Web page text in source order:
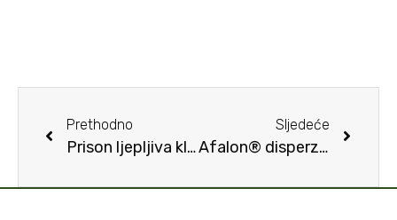
Prethodno
Prison ljepljiva klopka za miševe
Sljedeće
Afalon® disperzija